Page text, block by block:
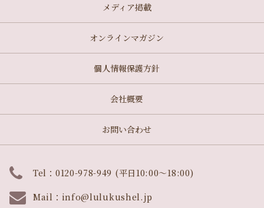
メディア掲載
オンラインマガジン
個人情報保護方針
会社概要
お問い合わせ
Tel：0120-978-949 (平日10:00～18:00)
Mail： info@lulukushel.jp